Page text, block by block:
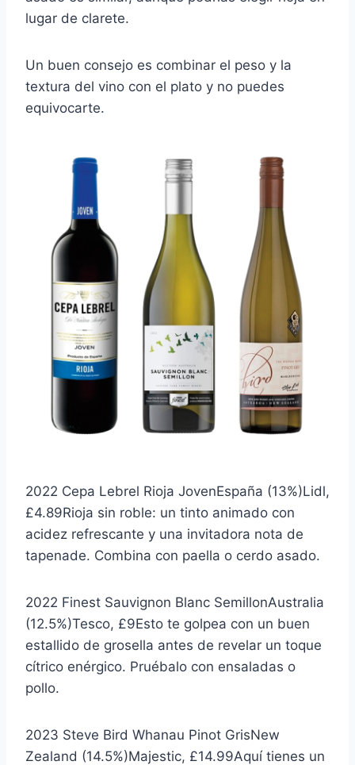
lugar de clarete.
Un buen consejo es combinar el peso y la
textura del vino con el plato y no puedes
equivocarte.
2022 Cepa Lebrel Rioja JovenEspaña (13%)Lidl,
£4.89Rioja sin roble: un tinto animado con
acidez refrescante y una invitadora nota de
tapenade. Combina con paella o cerdo asado.
2022 Finest Sauvignon Blanc SemillonAustralia
(12.5%)Tesco, £9Esto te golpea con un buen
estallido de grosella antes de revelar un toque
cítrico enérgico. Pruébalo con ensaladas o
pollo.
2023 Steve Bird Whanau Pinot GrisNew
Zealand (14.5%)Majestic, £14.99Aquí tienes un